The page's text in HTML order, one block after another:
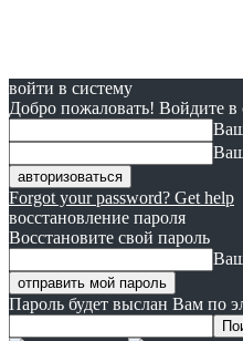
войти в систему
Добро пожаловать! Войдите
Forgot your password? Get help
восстановление пароля
Восстановите свой пароль
Пароль будет выслан Вам по